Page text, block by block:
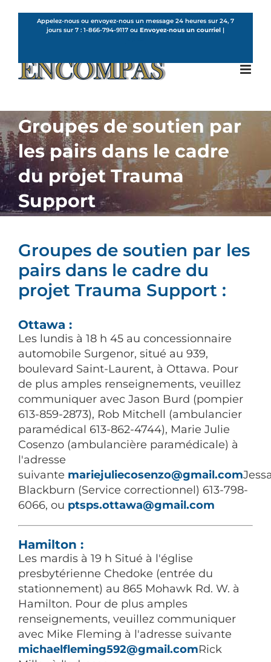
Appelez-nous ou envoyez-nous un message 24 heures sur 24, 7
jours sur 7 : 1-866-794-9117 ou Envoyez-nous un courriel |
Groupes de soutien par
les pairs dans le cadre
du projet Trauma
Support
Groupes de soutien par les
pairs dans le cadre du
projet Trauma Support :
Ottawa :
Les lundis à 18 h 45 au concessionnaire
automobile Surgenor, situé au 939,
boulevard Saint-Laurent, à Ottawa. Pour
de plus amples renseignements, veuillez
communiquer avec Jason Burd (pompier
613-859-2873), Rob Mitchell (ambulancier
paramédical 613-862-4744), Marie Julie
Cosenzo (ambulancière paramédicale) à
l'adresse
suivante mariejuliecosenzo@gmail.com
Blackburn (Service correctionnel) 613-798-
6066, ou ptsps.ottawa@gmail.com
Hamilton :
Les mardis à 19 h Situé à l'église
presbytérienne Chedoke (entrée du
stationnement) au 865 Mohawk Rd. W. à
Hamilton. Pour de plus amples
renseignements, veuillez communiquer
avec Mike Fleming à l'adresse suivante
michaelfleming592@gmail.comRick